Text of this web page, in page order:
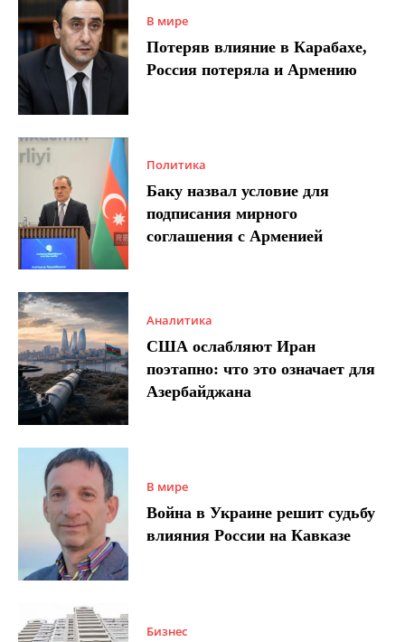
В мире
Потеряв влияние в Карабахе,
Россия потеряла и Армению
Политика
Баку назвал условие для
подписания мирного
соглашения с Арменией
Аналитика
США ослабляют Иран
поэтапно: что это означает для
Азербайджана
В мире
Война в Украине решит судьбу
влияния России на Кавказе
Бизнес